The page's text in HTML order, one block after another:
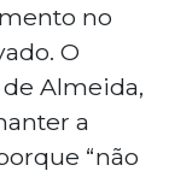
no
O
Almeida,
a
“não